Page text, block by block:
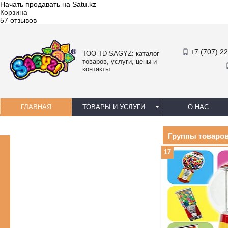
Начать продавать на Satu.kz
Корзина
57 отзывов
ТОО TD SAGYZ: каталог
товаров, услуги, цены и
контакты
+7 (707)
ГЛАВНАЯ ТОВАРЫ И УСЛУГИ О НАС
Группы
17